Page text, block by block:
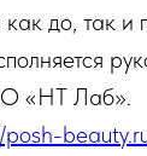
до, так и
«НТ Лаб».